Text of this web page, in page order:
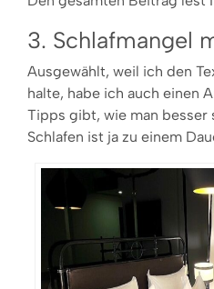
3. Schlafmangel
Ausgewählt, weil ich den
halte, habe ich auch einen
Tipps gibt, wie man besser
Schlafen ist ja zu einem